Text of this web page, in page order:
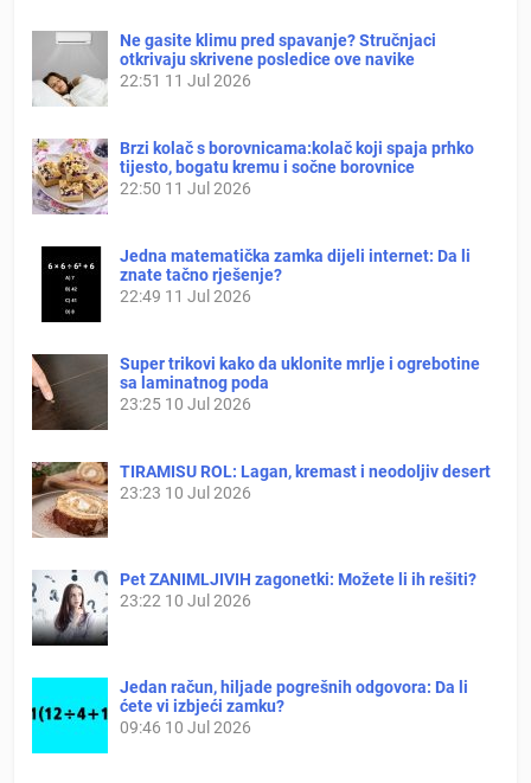
Ne gasite klimu pred spavanje? Stručnjaci
otkrivaju skrivene posledice ove navike
22:51 11 Jul 2026
Brzi kolač s borovnicama:kolač koji spaja prhko
tijesto, bogatu kremu i sočne borovnice
22:50 11 Jul 2026
Jedna matematička zamka dijeli internet: Da li
znate tačno rješenje?
22:49 11 Jul 2026
Super trikovi kako da uklonite mrlje i ogrebotine
sa laminatnog poda
23:25 10 Jul 2026
TIRAMISU ROL: Lagan, kremast i neodoljiv desert
23:23 10 Jul 2026
Pet ZANIMLJIVIH zagonetki: Možete li ih rešiti?
23:22 10 Jul 2026
Jedan račun, hiljade pogrešnih odgovora: Da li
ćete vi izbjeći zamku?
09:46 10 Jul 2026